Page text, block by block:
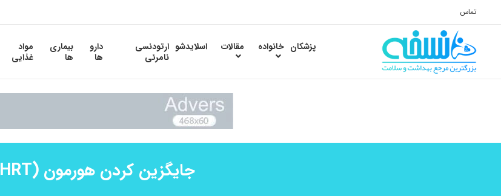
تماس
پزشکان خانواده مقالات اسلایدشو ارتودنسی
نامرئی
دارو
ها
بیماری
ها
مواد
غذایی
جایگزین کردن هورمون (HRT)